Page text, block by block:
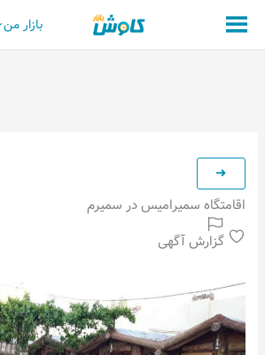
محتوا
بازار من
اقامتگاه سمیرامیس در سمیرم
گزارش آگهی